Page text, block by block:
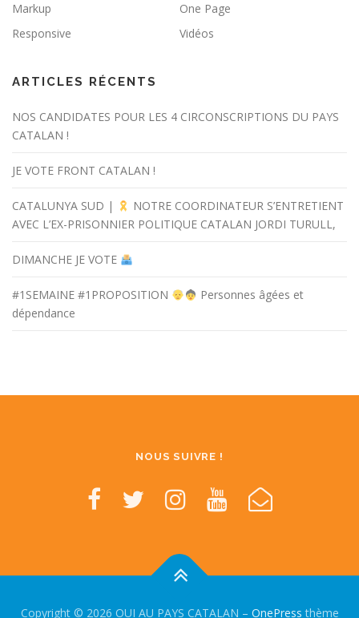
Markup
One Page
Responsive
Vidéos
ARTICLES RÉCENTS
NOS CANDIDATES POUR LES 4 CIRCONSCRIPTIONS DU PAYS
CATALAN !
JE VOTE FRONT CATALAN !
CATALUNYA SUD |
NOTRE COORDINATEUR S’ENTRETIENT
AVEC L’EX-PRISONNIER POLITIQUE CATALAN JORDI TURULL,
DIMANCHE JE VOTE
#1SEMAINE #1PROPOSITION
Personnes âgées et
dépendance
NOUS SUIVRE !
Copyright © 2026 OUI AU PAYS CATALAN – OnePress thème